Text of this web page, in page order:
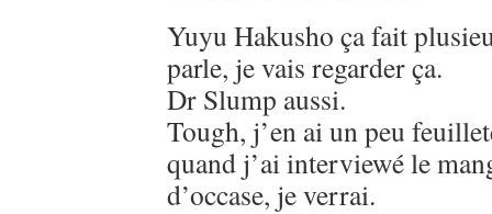
Yuyu Hakusho ça fait
parle, je vais regarder ça.
Dr Slump aussi.
Tough, j’en ai un peu
quand j’ai interviewé le
d’occase, je verrai.